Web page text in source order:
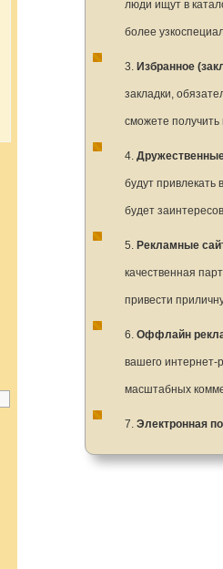
люди ищут в
более
3. Избранное
закладки,
сможете
4.
будут
будет
5. Рекламные
качественная
привести
6.Оффлайн
вашего интернет-
масштабных
7.Электронная